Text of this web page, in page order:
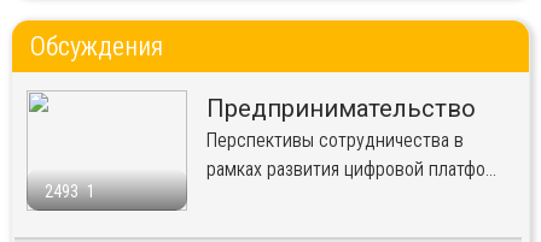
Обсуждения
2493 1
Предпринимательство
Перспективы сотрудничества в
рамках развития цифровой платфо...